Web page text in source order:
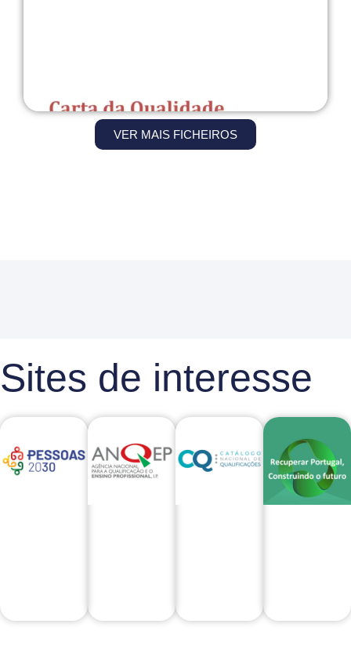
VER MAIS FICHEIROS
Sites de interesse
Visitar Visitar Visitar Visitar